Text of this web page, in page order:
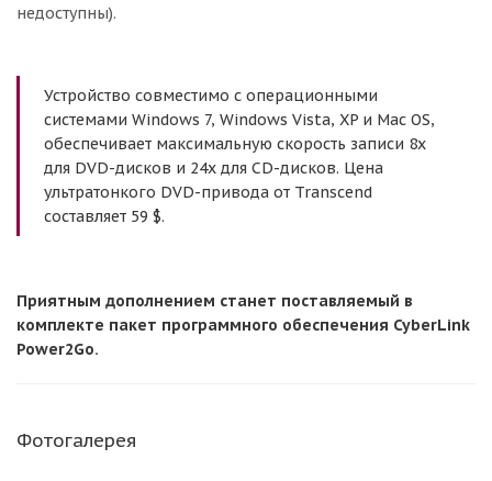
недоступны).
Устройство совместимо с операционными
системами Windows 7, Windows Vista, XP и Mac OS,
обеспечивает максимальную скорость записи 8х
для DVD-дисков и 24х для CD-дисков. Цена
ультратонкого DVD-привода от Transcend
составляет 59 $.
Приятным дополнением станет поставляемый в
комплекте пакет программного обеспечения CyberLink
Power2Go.
Фотогалерея